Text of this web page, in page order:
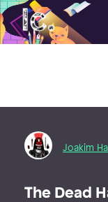
Illustratörcentrum
Joakim
The Dead